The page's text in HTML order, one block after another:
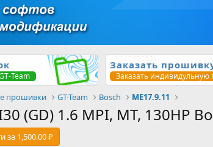
Team
Заказать
Заказать индивидульную
прошивки GT-Team Bosch ME17.9.11
(GD) 1.6 MPI, MT, 130HP
за 1,500.00 ₽